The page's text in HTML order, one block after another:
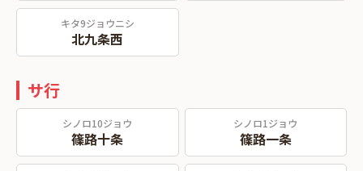
キタ9ジョウニシ
北九条西
サ行
シノロ10ジョウ
篠路十条
シノロ1ジョウ
篠路一条